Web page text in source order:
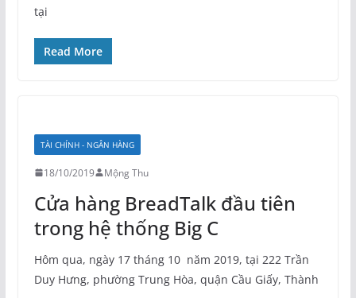
tại
Read More
TÀI CHÍNH - NGÂN HÀNG
18/10/2019 Mộng Thu
Cửa hàng BreadTalk đầu tiên
trong hệ thống Big C
Hôm qua, ngày 17 tháng 10 năm 2019, tại 222 Trần
Duy Hưng, phường Trung Hòa, quận Cầu Giấy, Thành